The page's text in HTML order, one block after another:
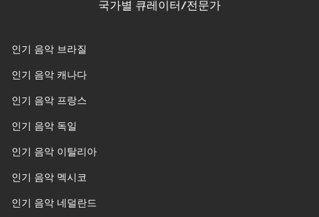
국가별 큐레이터/전문가
인기 음악 브라질
인기 음악 캐나다
인기 음악 프랑스
인기 음악 독일
인기 음악 이탈리아
인기 음악 멕시코
인기 음악 네덜란드